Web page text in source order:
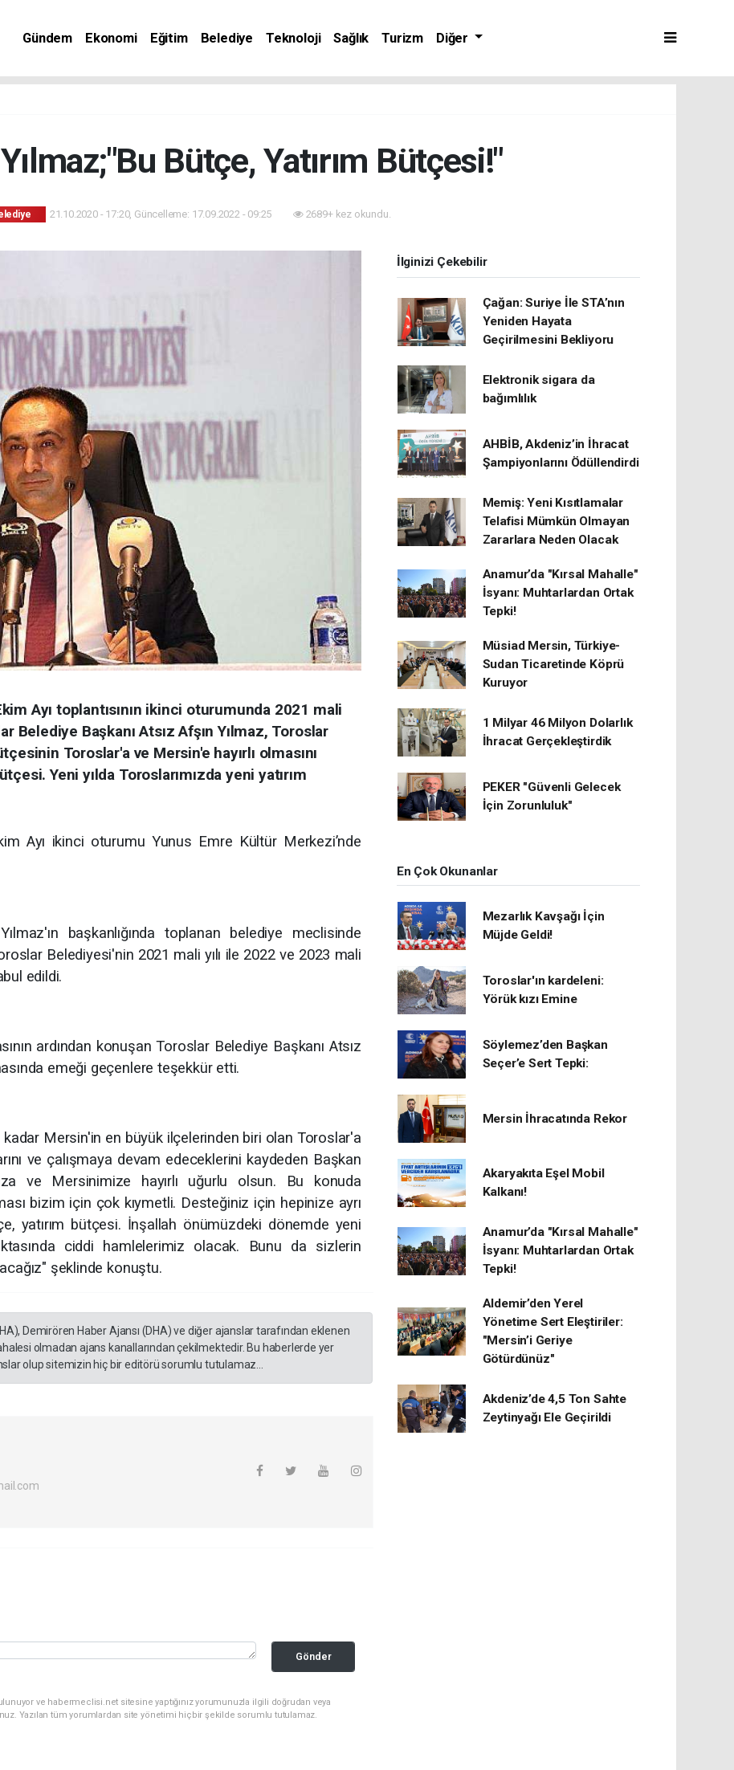
Gündem Ekonomi Eğitim Belediye Teknoloji Sağlık Turizm Diğer
Bütçe, Yatırım Bütçesi!"
21.10.2020 - 17:20, Güncelleme: 17.09.2022 - 09:25 2689+ kez okundu.
Ayı toplantısının ikinci oturumunda 2021 mali
Belediye Başkanı Atsız Afşın Yılmaz, Toroslar
Toroslar'a ve Mersin'e hayırlı olmasını
Yeni yılda Toroslarımızda yeni yatırım
Ayı ikinci oturumu Yunus Emre Kültür Merkezi’nde
başkanlığında toplanan belediye meclisinde
Belediyesi'nin 2021 mali yılı ile 2022 ve 2023 mali
edildi.
ardından konuşan Toroslar Belediye Başkanı Atsız
emeği geçenlere teşekkür etti.
Mersin'in en büyük ilçelerinden biri olan Toroslar'a
ve çalışmaya devam edeceklerini kaydeden Başkan
ve Mersinimize hayırlı uğurlu olsun. Bu konuda
bizim için çok kıymetli. Desteğiniz için hepinize ayrı
yatırım bütçesi. İnşallah önümüzdeki dönemde yeni
ciddi hamlelerimiz olacak. Bunu da sizlerin
şeklinde konuştu.
Demirören Haber Ajansı (DHA) ve diğer ajanslar tarafından eklenen
olmadan ajans kanallarından çekilmektedir. Bu haberlerde yer
olup sitemizin hiç bir editörü sorumlu tutulamaz...
Gönder
ve habermeclisi.net sitesine yaptığınız yorumunuzla ilgili doğrudan veya
Yazılan tüm yorumlardan site yönetimi hiçbir şekilde sorumlu tutulamaz.
İlginizi Çekebilir
Çağan: Suriye İle STA’nın
Yeniden Hayata
Geçirilmesini Bekliyoru
Elektronik sigara da
bağımlılık
AHBİB, Akdeniz’in İhracat
Şampiyonlarını Ödüllendirdi
Memiş: Yeni Kısıtlamalar
Telafisi Mümkün Olmayan
Zararlara Neden Olacak
Anamur’da "Kırsal Mahalle"
İsyanı: Muhtarlardan Ortak
Tepki!
Müsiad Mersin, Türkiye-
Sudan Ticaretinde Köprü
Kuruyor
1 Milyar 46 Milyon Dolarlık
İhracat Gerçekleştirdik
PEKER "Güvenli Gelecek
İçin Zorunluluk"
En Çok Okunanlar
Mezarlık Kavşağı İçin
Müjde Geldi!
Toroslar'ın kardeleni:
Yörük kızı Emine
Söylemez’den Başkan
Seçer’e Sert Tepki:
Mersin İhracatında Rekor
​Akaryakıta Eşel Mobil
Kalkanı!
Anamur’da "Kırsal Mahalle"
İsyanı: Muhtarlardan Ortak
Tepki!
Aldemir’den Yerel
Yönetime Sert Eleştiriler:
"Mersin’i Geriye
Götürdünüz"
Akdeniz’de 4,5 Ton Sahte
Zeytinyağı Ele Geçirildi